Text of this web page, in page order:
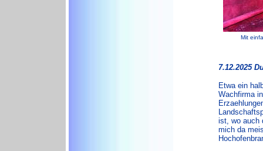
Mit
7.12.2025
Etwa ein
Wachfirma
ist, wo auch
mich da